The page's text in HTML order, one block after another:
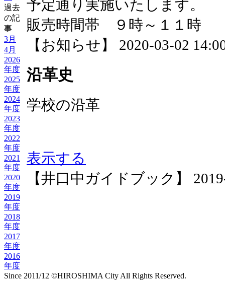
過去
の記
事
3月
4月
2026
年度
2025
年度
2024
年度
2023
年度
2022
年度
2021
年度
2020
年度
2019
年度
2018
年度
2017
年度
2016
年度
予定通り実施いたします。
販売時間帯 ９時～１１時
【お知らせ】 2020-03-02
沿革史
学校の沿革
表示する
【井口中ガイドブック】
Since 2011/12 ©HIROSHIMA City All Rights Reserved.